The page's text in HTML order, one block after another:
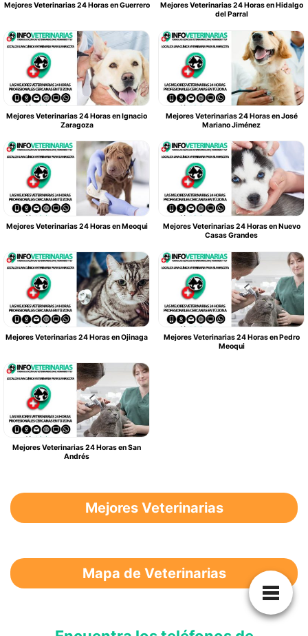
Mejores Veterinarias 24 Horas en Guerrero
Mejores Veterinarias 24 Horas en Hidalgo
del Parral
Mejores Veterinarias 24 Horas en Ignacio
Zaragoza
Mejores Veterinarias 24 Horas en José
Mariano Jiménez
Mejores Veterinarias 24 Horas en Meoqui
Mejores Veterinarias 24 Horas en Nuevo
Casas Grandes
Mejores Veterinarias 24 Horas en Ojinaga
Mejores Veterinarias 24 Horas en Pedro
Meoqui
Mejores Veterinarias 24 Horas en San
Andrés
Mejores Veterinarias
Mapa de Veterinarias